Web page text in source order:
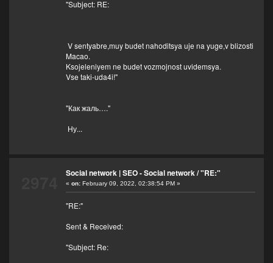
"Subject: RE:
V sentyabre,muy budet nahoditsya uje na yuge,v blizosti
Macao.
Ksojeleniyem ne budet vozmojnost uvidemsya.
Vse taki-uda4i!"
"Как жаль…."
Ну...
Social network | SEO - Social network/"RE:"
« on:February 09, 2022, 02:38:54 PM »
"RE:"
Sent & Received:
"Subject: Re: